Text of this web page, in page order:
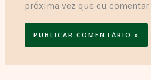
próxima vez que eu comentar.